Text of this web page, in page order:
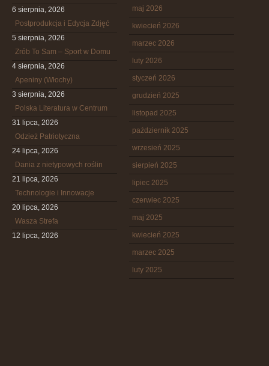
6 sierpnia, 2026
Postprodukcja i Edycja Zdjęć
5 sierpnia, 2026
Zrób To Sam – Sport w Domu
4 sierpnia, 2026
Apeniny (Włochy)
3 sierpnia, 2026
Polska Literatura w Centrum
31 lipca, 2026
Odzież Patriotyczna
24 lipca, 2026
Dania z nietypowych roślin
21 lipca, 2026
Technologie i Innowacje
20 lipca, 2026
Wasza Strefa
12 lipca, 2026
maj 2026
kwiecień 2026
marzec 2026
luty 2026
styczeń 2026
grudzień 2025
listopad 2025
październik 2025
wrzesień 2025
sierpień 2025
lipiec 2025
czerwiec 2025
maj 2025
kwiecień 2025
marzec 2025
luty 2025